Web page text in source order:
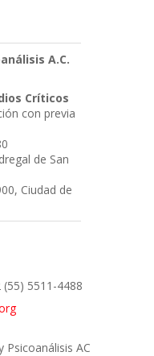
A.C.
Críticos
con previa
de San
Ciudad de
5511-4488
AC